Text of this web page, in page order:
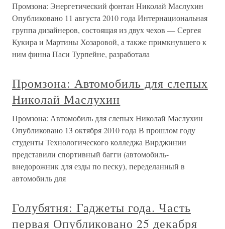
Промзона: Энергетический фонтан Николай Маслухин
Опубликовано 11 августа 2010 года Интернациональная
группа дизайнеров, состоящая из двух чехов — Сергея
Кукира и Мартины Хозаровой, а также примкнувшего к
ним финна Паси Турпейне, разработала
Промзона: Автомобиль для слепых
Николай Маслухин
Промзона: Автомобиль для слепых Николай Маслухин
Опубликовано 13 октября 2010 года В прошлом году
студенты Технологического колледжа Вирджинии
представили спортивный багги (автомобиль-
внедорожник для езды по песку), переделанный в
автомобиль для
Голубятня: Гаджеты года. Часть
первая Опубликовано 25 декабря